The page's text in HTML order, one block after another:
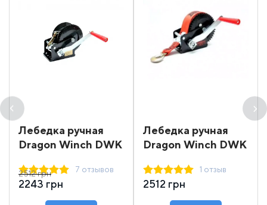
Лебедка ручная
Dragon Winch DWK
7 отзывов
2243 грн
2512 грн
Лебедка ручная
Dragon Winch DWK
1 отзыв
2512 грн